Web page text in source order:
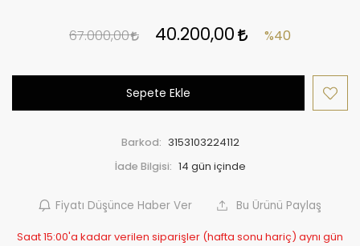
67.000,00 40.200,00 %40
Sepete Ekle
Barkod: 3153103224112
İade Bilgisi:
Fiyatı Düşünce Haber Ver Bu Ürünü Paylaş
Saat 15:00'a kadar verilen siparişler (hafta sonu hariç) aynı gün